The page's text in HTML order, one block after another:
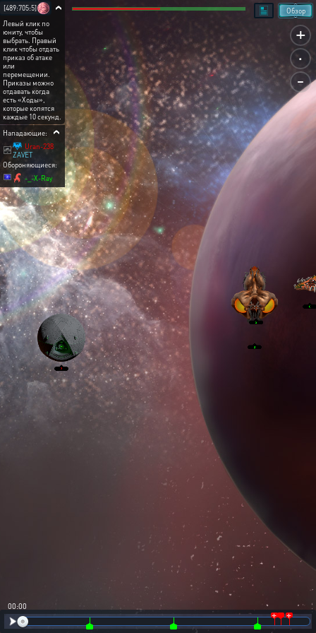
+
.
-
Обзор
[489:705:5]
Левый клик по
юниту, чтобы
выбрать. Правый
клик чтобы отдать
приказ об атаке
или
перемещении.
Приказы можно
отдавать когда
есть «Ходы»,
которые копятся
каждые 10 секунд.
Нападающие:
Uran-238
ZAVET
Обороняющиеся:
-_-X-Ray
00:01